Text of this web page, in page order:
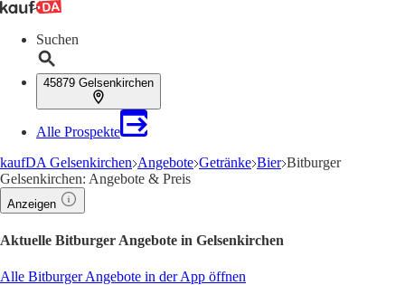
Suchen
45879 Gelsenkirchen
Alle Prospekte
kaufDA Gelsenkirchen Angebote Getränke Bier Bitburger
Gelsenkirchen: Angebote & Preis
Anzeigen
Aktuelle Bitburger Angebote in Gelsenkirchen
Alle Bitburger Angebote in der App öffnen